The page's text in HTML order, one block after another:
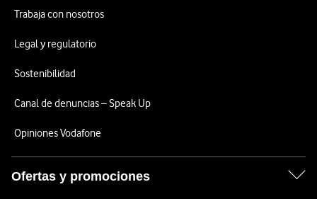
Trabaja con nosotros
Legal y regulatorio
Sostenibilidad
Canal de denuncias – Speak Up
Opiniones Vodafone
Ofertas y promociones